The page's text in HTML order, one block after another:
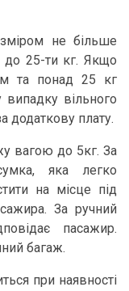
не більше
до 25-ти кг. Якщо
та понад 25 кг
вільного
додаткову плату.
вагою до 5кг. Зa
яка легко
на місце під
За ручний
пасажир.
багаж.
при наявності